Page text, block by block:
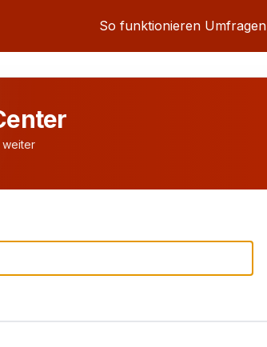
So funktionieren Umfragen